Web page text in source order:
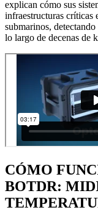
explican cómo sus
infraestructuras críticas
submarinos,
lo largo de decenas de
CÓMO
BOTDR: